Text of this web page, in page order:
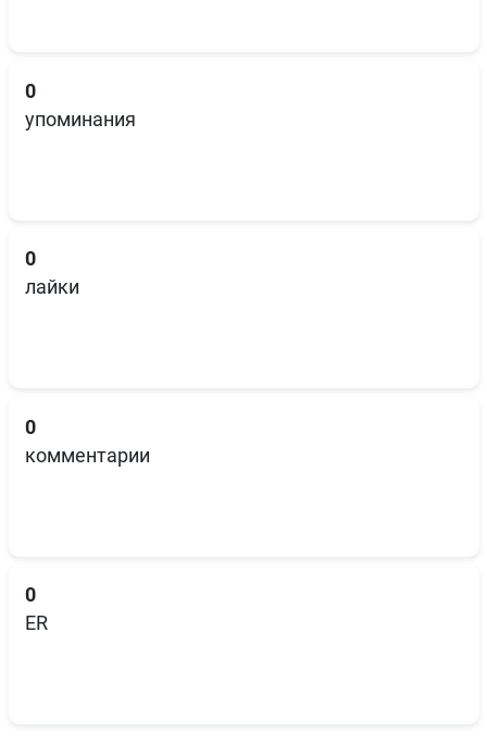
0
упоминания
0
лайки
0
комментарии
0
ER